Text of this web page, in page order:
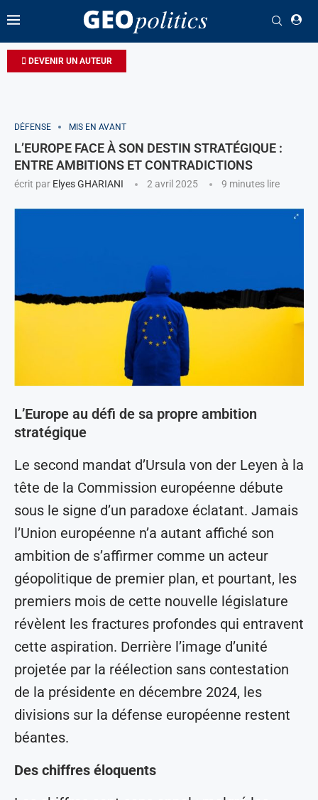
DEVENIR UN AUTEUR
DÉFENSE MIS EN AVANT
L’EUROPE FACE À SON DESTIN STRATÉGIQUE :
ENTRE AMBITIONS ET CONTRADICTIONS
écrit par Elyes GHARIANI 2 avril 2025 9 minutes lire
L’Europe au défi de sa propre ambition
stratégique
Le second mandat d’Ursula von der Leyen à la
tête de la Commission européenne débute
sous le signe d’un paradoxe éclatant. Jamais
l’Union européenne n’a autant affiché son
ambition de s’affirmer comme un acteur
géopolitique de premier plan, et pourtant, les
premiers mois de cette nouvelle législature
révèlent les fractures profondes qui entravent
cette aspiration. Derrière l’image d’unité
projetée par la réélection sans contestation
de la présidente en décembre 2024, les
divisions sur la défense européenne restent
béantes.
Des chiffres éloquents